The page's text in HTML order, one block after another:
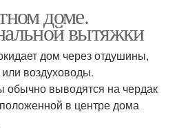
доме.
вытяжки
дом через отдушины,
воздуховоды.
обычно выводятся на чердак
в центре дома